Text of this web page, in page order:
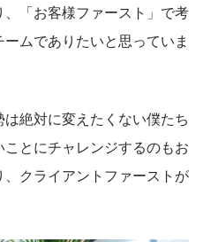
「お客様ファースト」で考
ムでありたいと思っていま
絶対に変えたくない僕たち
とにチャレンジするのもお
クライアントファーストが